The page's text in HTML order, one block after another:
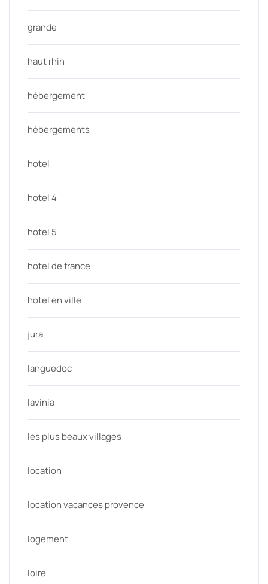
grande
haut rhin
hébergement
hébergements
hotel
hotel 4
hotel 5
hotel de france
hotel en ville
jura
languedoc
lavinia
les plus beaux villages
location
location vacances provence
logement
loire